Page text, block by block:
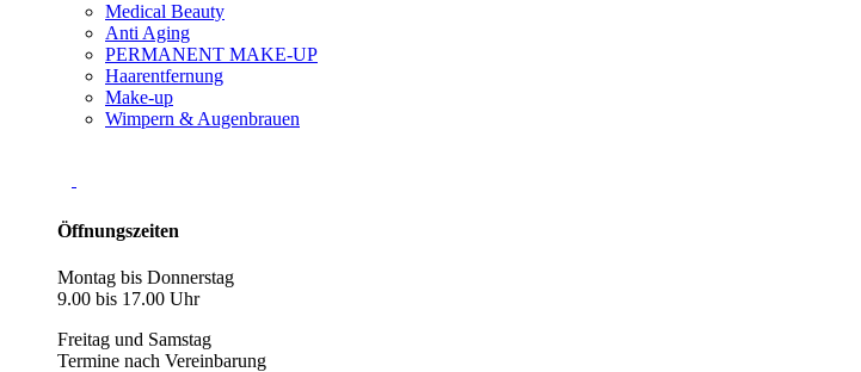
Medical Beauty
Anti Aging
PERMANENT MAKE-UP
Haarentfernung
Make-up
Wimpern & Augenbrauen
Öffnungszeiten
Montag bis Donnerstag
9.00 bis 17.00 Uhr
Freitag und Samstag
Termine nach Vereinbarung